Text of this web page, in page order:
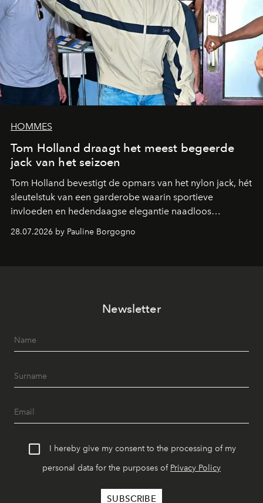
HOMMES
Tom Holland draagt het meest begeerde
jack van het seizoen
Tom Holland bevestigt de opmars van het nylon jack, hét
sleutelstuk van een garderobe waarin sportieve
invloeden en hedendaagse elegantie naadloos
samenkomen.
28.07.2026 by Pauline Borgogno
Newsletter
I hereby give my consent to the processing of my
personal data for the purposes of Privacy Policy